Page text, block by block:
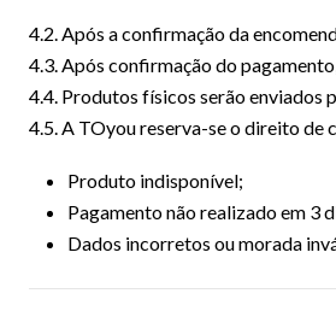
4.2. Após a confirmação da
4.3. Após confirmação do
4.4. Produtos físicos serão
4.5. A TOyou reserva-se o direito de
Produto indisponível;
Pagamento não realizado em 3
Dados incorretos ou morada